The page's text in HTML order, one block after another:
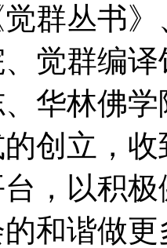
群丛书
觉群编
、华林佛
创立，
，以积
和谐做